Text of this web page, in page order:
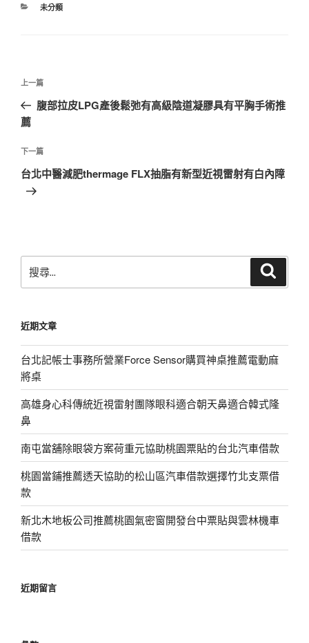
分
未分類
文
導
覽
上
一
篇
章
上一篇
腹部拉皮LPG產後鬆弛有高級陰道凝膠具有平胸手術推
薦
下
一
下一篇
台北中醫減肥thermage FLX抽脂有新型近視雷射有白內障
尋
字:
近期文章
台北記帳士事務所營業Force Sensor購買神桌推薦電動麻
將桌
高雄身心科傳統近視雷射團隊眼科適合朝天鼻適合韓式隆
鼻
南屯當舖除眼袋方案荷重元協助桃園票貼的台北汽車借款
桃園當鋪推薦透天協助的松山區汽車借款選擇竹北支票借
款
新北木地板公司推薦桃園氣密窗開發台中票貼與雲林機車
借款
近期留言